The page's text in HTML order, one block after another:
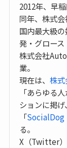
2012年、早
同年、株式会
国内最大級
発・グロース
株式会社
業。
現在は、株
「あらゆる
ションに掲
「SocialDog
る。
X（Twitter）